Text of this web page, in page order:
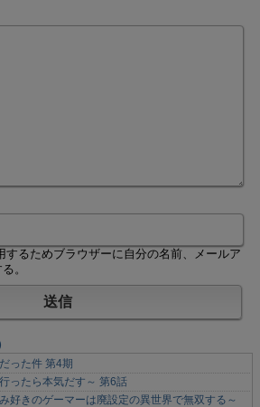
するためブラウザーに自分の名前、メールア
。
った件 第4期
ったら本気だす～ 第6話
好きのゲーマーは廃設定の異世界で無双する～